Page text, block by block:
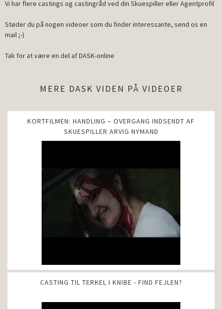
Vi har flere castings og castingråd ved din Skuespiller eller Agentprofil
Støder du på nogen videoer som du finder interessante, send os en
mail ;-)
Tak for at være en del af DASK-online
MERE DASK VIDEN PÅ VIDEOER
KORTFILMEN: HANDLING – OVERGANG INDSENDT AF
SKUESPILLER ARVIG NYMAND
CASTING TIL TERKEL I KNIBE - FIND FEJLEN?